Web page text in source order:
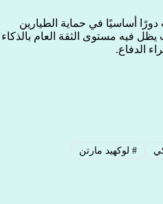
أساسيًا في حماية الطيارين
فيه مستوى الثقة العام بالذكاء
الدفاع.
# لوكهيد مارتن